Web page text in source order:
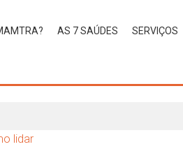
AS 7 SAÚDES SERVIÇOS